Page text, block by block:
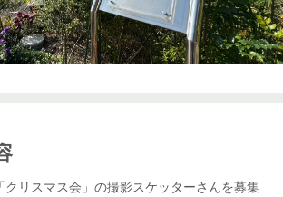
クリスマス会」の撮影スケッターさんを募集